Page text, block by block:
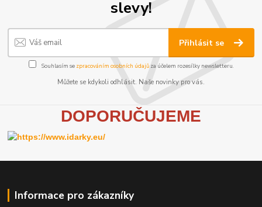
slevy!
Přihlásit se
Souhlasím se zpracováním osobních údajůza účelem rozesílky newsletteru.
Můžete se kdykoli odhlásit. Naše novinky pro vás.
DOPORUČUJEME
Informace pro zákazníky